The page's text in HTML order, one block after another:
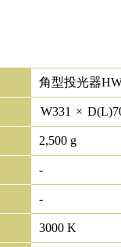
角型投光器
W331 × D(L)
2,500 g
-
-
3000 K